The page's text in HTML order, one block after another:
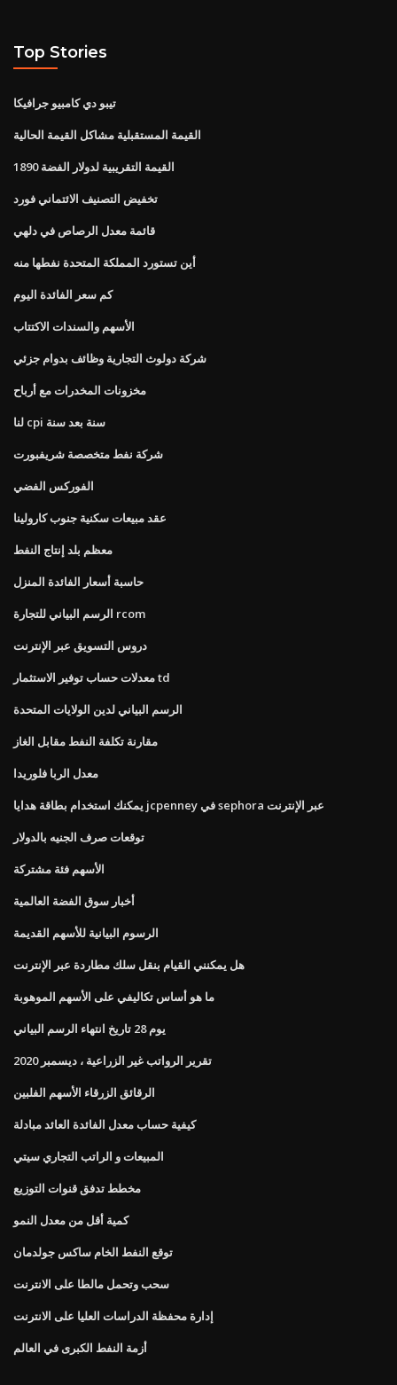
Top Stories
تيبو دي كامبيو جرافيكا
القيمة المستقبلية مشاكل القيمة الحالية
القيمة التقريبية لدولار الفضة 1890
تخفيض التصنيف الائتماني فورد
قائمة معدل الرصاص في دلهي
أين تستورد المملكة المتحدة نفطها منه
كم سعر الفائدة اليوم
الأسهم والسندات الاكتتاب
شركة دولوث التجارية وظائف بدوام جزئي
مخزونات المخدرات مع أرباح
لنا cpi سنة بعد سنة
شركة نفط متخصصة شريفبورت
الفوركس الفضي
عقد مبيعات سكنية جنوب كارولينا
معظم بلد إنتاج النفط
حاسبة أسعار الفائدة المنزل
الرسم البياني للتجارة rcom
دروس التسويق عبر الإنترنت
معدلات حساب توفير الاستثمار td
الرسم البياني لدين الولايات المتحدة
مقارنة تكلفة النفط مقابل الغاز
معدل الربا فلوريدا
يمكنك استخدام بطاقة هدايا jcpenney في sephora عبر الإنترنت
توقعات صرف الجنيه بالدولار
الأسهم فئة مشتركة
أخبار سوق الفضة العالمية
الرسوم البيانية للأسهم القديمة
هل يمكنني القيام بنقل سلك مطاردة عبر الإنترنت
ما هو أساس تكاليفي على الأسهم الموهوبة
يوم 28 تاريخ انتهاء الرسم البياني
تقرير الرواتب غير الزراعية ، ديسمبر 2020
الرقائق الزرقاء الأسهم الفلبين
كيفية حساب معدل الفائدة العائد مبادلة
المبيعات و الراتب التجاري سيتي
مخطط تدفق قنوات التوزيع
كمية أقل من معدل النمو
توقع النفط الخام ساكس جولدمان
سحب وتحمل مالطا على الانترنت
إدارة محفظة الدراسات العليا على الانترنت
أزمة النفط الكبرى في العالم